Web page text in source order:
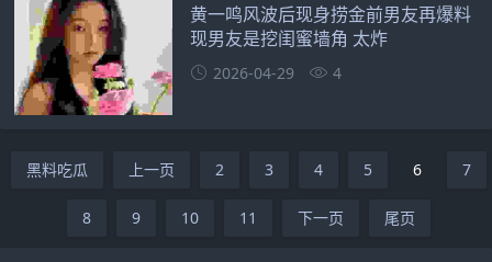
黄一鸣风波后现身捞金前男友再爆料
现男友是挖闺蜜墙角 太炸
2026-04-29 4
黑料吃瓜 上一页 2 3 4 5 6 7
8 9 10 11 下一页 尾页